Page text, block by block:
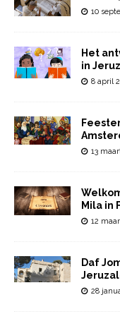
10
Het
in
8 april
13
Mila in
12
Daf
28